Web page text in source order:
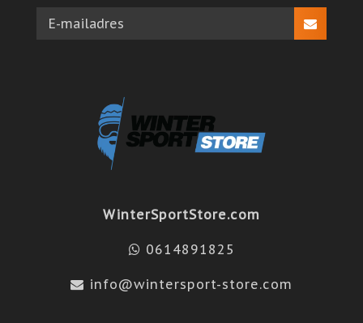
WinterSportStore.com
0614891825
info@wintersport-store.com